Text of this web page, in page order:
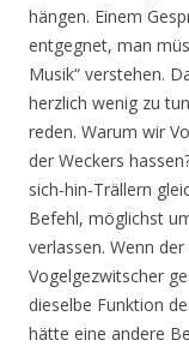
hängen. Einem
entgegnet, man
Musik“ verstehen.
herzlich wenig zu
reden. Warum wir
der Weckers
sich-hin-Trällern
Befehl, möglichst
verlassen. Wenn
Vogelgezwitscher
dieselbe Funktion
hätte eine andere